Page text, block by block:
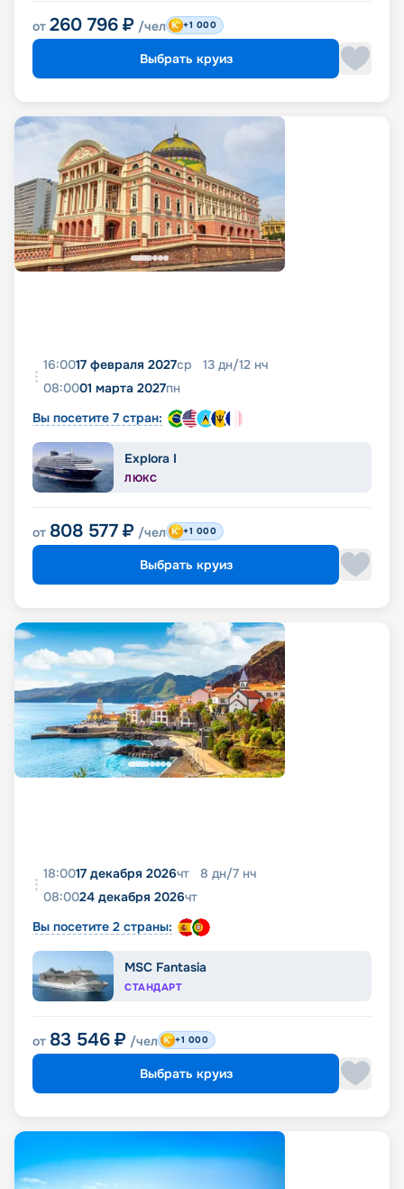
от 260 796 ₽ /чел +1 000
Выбрать круиз
16:0017 февраля 2027ср 13 дн/12 нч
08:0001 марта 2027пн
Вы посетите 7 стран:
Explora I
ЛЮКС
от 808 577 ₽ /чел +1 000
Выбрать круиз
18:0017 декабря 2026чт 8 дн/7 нч
08:0024 декабря 2026чт
Вы посетите 2 страны:
MSC Fantasia
СТАНДАРТ
от 83 546 ₽ /чел +1 000
Выбрать круиз